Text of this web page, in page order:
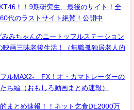
！！9期研究生、最後のサイト！全
代のラストサイト絶賛！公開中
みちゃんのニートッフルステーション
映画三昧老後生活！（無職孤独居老人的
ルMAX2- FX！オ・カマトレーダーの
編（おもしろ動画まとめ速報）
まとめ速報！！ネット乞食DE2000万